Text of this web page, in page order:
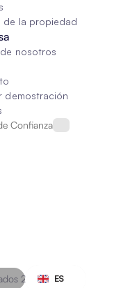
de la propiedad
nosotros
demostración
Confianza
2026
ES